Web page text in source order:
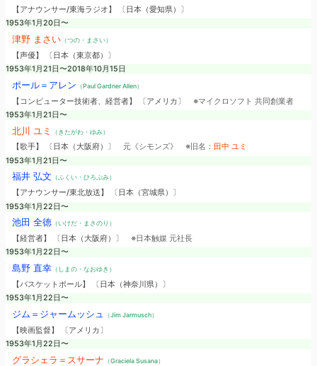
【アナウンサー/東海ラジオ】 〔日本（愛知県）〕
1953年1月20日〜
津野 まさい（つの・まさい）
【声優】 〔日本（東京都）〕
1953年1月21日〜2018年10月15日
ポール＝アレン （Paul Gardner Allen）
【コンピューター技術者、経営者】 〔アメリカ〕 ※マイクロソフト 共同創業者
1953年1月21日〜
北川 ユミ （きたがわ・ゆみ）
【歌手】 〔日本（大阪府）〕 元《シモンズ》 ※旧名： 田中 ユミ
1953年1月21日〜
福井 弘文 （ふくい・ひろぶみ）
【アナウンサー/東北放送】 〔日本（宮城県）〕
1953年1月22日〜
池田 全徳（いけだ・まさのり）
【経営者】 〔日本（大阪府）〕 ※日本触媒 元社長
1953年1月22日〜
島野 直幸（しまの・なおゆき）
【バスケットボール】 〔日本（神奈川県）〕
1953年1月22日〜
ジム＝ジャームッシュ （Jim Jarmusch）
【映画監督】 〔アメリカ〕
1953年1月22日〜
グラシェラ＝スサーナ （Graciela Susana）